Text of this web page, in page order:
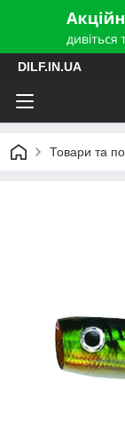
DILF.IN.UA
Товари та